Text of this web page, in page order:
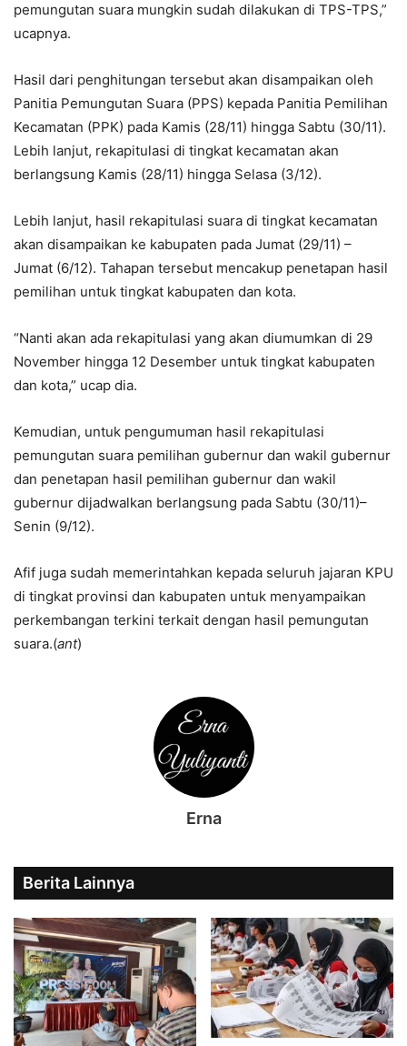
pemungutan suara mungkin sudah dilakukan di TPS-TPS,”
ucapnya.
Hasil dari penghitungan tersebut akan disampaikan oleh
Panitia Pemungutan Suara (PPS) kepada Panitia Pemilihan
Kecamatan (PPK) pada Kamis (28/11) hingga Sabtu (30/11).
Lebih lanjut, rekapitulasi di tingkat kecamatan akan
berlangsung Kamis (28/11) hingga Selasa (3/12).
Lebih lanjut, hasil rekapitulasi suara di tingkat kecamatan
akan disampaikan ke kabupaten pada Jumat (29/11) –
Jumat (6/12). Tahapan tersebut mencakup penetapan hasil
pemilihan untuk tingkat kabupaten dan kota.
“Nanti akan ada rekapitulasi yang akan diumumkan di 29
November hingga 12 Desember untuk tingkat kabupaten
dan kota,” ucap dia.
Kemudian, untuk pengumuman hasil rekapitulasi
pemungutan suara pemilihan gubernur dan wakil gubernur
dan penetapan hasil pemilihan gubernur dan wakil
gubernur dijadwalkan berlangsung pada Sabtu (30/11)–
Senin (9/12).
Afif juga sudah memerintahkan kepada seluruh jajaran KPU
di tingkat provinsi dan kabupaten untuk menyampaikan
perkembangan terkini terkait dengan hasil pemungutan
suara.(ant)
Erna
Berita Lainnya